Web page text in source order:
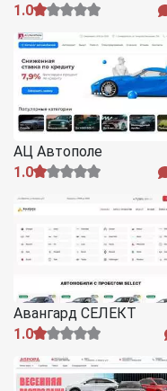
1.0
АЦ Автополе
1.0
Авангард СЕЛЕКТ
1.0